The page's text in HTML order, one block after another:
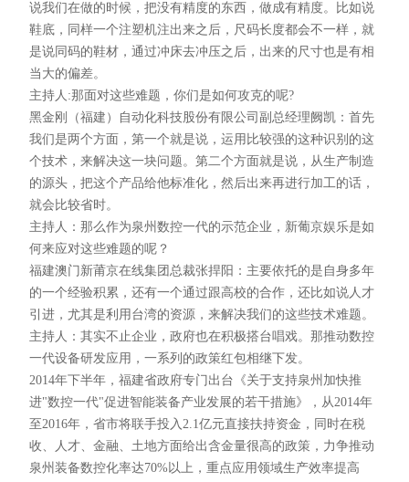
说我们在做的时候，把没有精度的东西，做成有精度。比如说
鞋底，同样一个注塑机注出来之后，尺码长度都会不一样，就
是说同码的鞋材，通过冲床去冲压之后，出来的尺寸也是有相
当大的偏差。
主持人:那面对这些难题，你们是如何攻克的呢?
黑金刚（福建）自动化科技股份有限公司副总经理阙凯：首先
我们是两个方面，第一个就是说，运用比较强的这种识别的这
个技术，来解决这一块问题。第二个方面就是说，从生产制造
的源头，把这个产品给他标准化，然后出来再进行加工的话，
就会比较省时。
主持人：那么作为泉州数控一代的示范企业，新葡京娱乐是如
何来应对这些难题的呢？
福建澳门新莆京在线集团总裁张捍阳：主要依托的是自身多年
的一个经验积累，还有一个通过跟高校的合作，还比如说人才
引进，尤其是利用台湾的资源，来解决我们的这些技术难题。
主持人：其实不止企业，政府也在积极搭台唱戏。那推动数控
一代设备研发应用，一系列的政策红包相继下发。
2014年下半年，福建省政府专门出台《关于支持泉州加快推
进"数控一代"促进智能装备产业发展的若干措施》，从2014年
至2016年，省市将联手投入2.1亿元直接扶持资金，同时在税
收、人才、金融、土地方面给出含金量很高的政策，力争推动
泉州装备数控化率达70%以上，重点应用领域生产效率提高